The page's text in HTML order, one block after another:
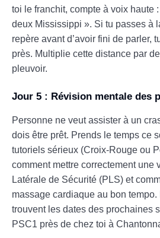
toi le franchit, compte à voix haute
deux Mississippi ». Si tu passes à
repère avant d’avoir fini de parler,
près. Multiplie cette distance par
pleuvoir.
Jour 5 : Révision mentale des
Personne ne veut assister à un
dois être prêt. Prends le temps ce
tutoriels sérieux (Croix-Rouge ou
comment mettre correctement une
Latérale de Sécurité (PLS) et
massage cardiaque au bon
trouvent les dates des prochaines
PSC1 près de chez toi à